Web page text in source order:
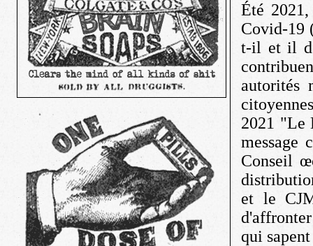
Été
Covid-19
t-il et il
autorités
2021 "Le
message
Conseil
et le
qui